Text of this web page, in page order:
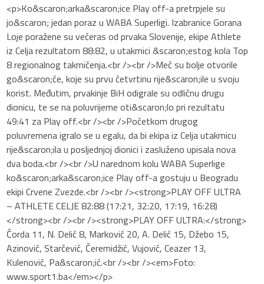
<p>Ko&scaron;arka&scaron;ice Play off-a pretrpjele su
jo&scaron; jedan poraz u WABA Superligi. Izabranice Gorana
Loje poražene su večeras od prvaka Slovenije, ekipe Athlete
iz Celja rezultatom 88:82, u utakmici &scaron;estog kola Top
8 regionalnog takmičenja.<br /><br />Meč su bolje otvorile
go&scaron;će, koje su prvu četvrtinu rije&scaron;ile u svoju
korist. Međutim, prvakinje BiH odigrale su odličnu drugu
dionicu, te se na poluvrijeme oti&scaron;lo pri rezultatu
49:41 za Play off.<br /><br />Početkom drugog
poluvremena igralo se u egalu, da bi ekipa iz Celja utakmicu
rije&scaron;ila u posljednjoj dionici i zasluženo upisala nova
dva boda.<br /><br />U narednom kolu WABA Superlige
ko&scaron;arka&scaron;ice Play off-a gostuju u Beogradu
ekipi Crvene Zvezde.<br /><br /><strong>PLAY OFF ULTRA
– ATHLETE CELJE 82:88 (17:21, 32:20, 17:19, 16:28)
</strong><br /><br /><strong>PLAY OFF ULTRA:</strong>
Čorda 11, N. Delić 8, Marković 20, A. Delić 15, Džebo 15,
Azinović, Starčević, Čeremidžić, Vujović, Ceazer 13,
Kulenović, Pa&scaron;ić.<br /><br /><em>Foto:
www.sport1.ba</em></p>